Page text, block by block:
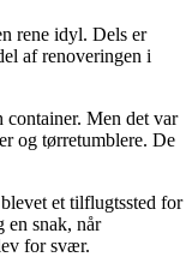
rene idyl. Dels er
af renoveringen i
Men det var
og tørretumblere. De
et tilflugtssted for
en snak, når
for svær.